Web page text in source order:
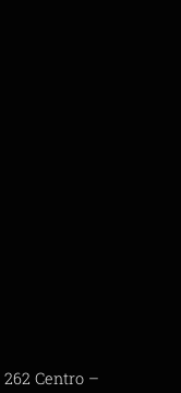
262 Centro –